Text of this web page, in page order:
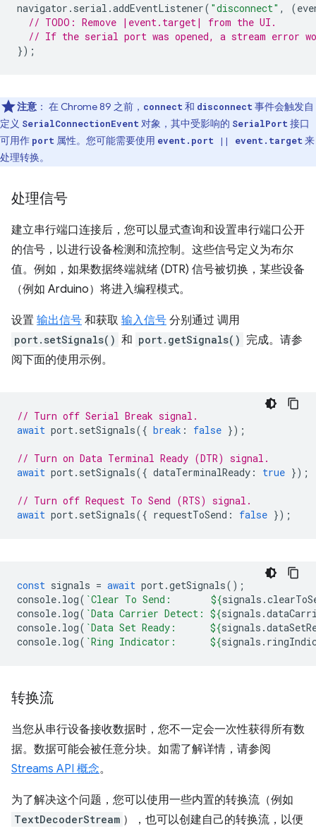
navigator . serial .addEventListener( "disconnect" , (
// TODO: Remove |event.target| from the UI.
// If the serial port was opened, a stream error
});
注意 ： 在 Chrome 89 之前， connect 和 disconnect 事件会触发自
定义 SerialConnectionEvent 对象，其中受影响的 SerialPort 接口
可用作 port 属性。您可能需要使用 event.port || event.target 来
处理转换。
处理信号
建立串行端口连接后，您可以显式查询和设置串行端口公开
的信号，以进行设备检测和流控制。这些信号定义为布尔
值。例如，如果数据终端就绪 (DTR) 信号被切换，某些设备
（例如 Arduino）将进入编程模式。
设置 输出信号 和获取 输入信号 分别通过 调用
port.setSignals() 和 port.getSignals() 完成。请参
阅下面的使用示例。
// Turn off Serial Break signal.
await port. setSignals({ break : false });
// Turn on Data Terminal Ready (DTR) signal.
await port. setSignals({ dataTerminalReady : true });
// Turn off Request To Send (RTS) signal.
await port. setSignals({ requestToSend : false });
const signals = await port.getSignals();
console. log( `Clear To Send: ${signals .
console. log( `Data Carrier Detect: ${signals .
console. log( `Data Set Ready: ${signals .
console. log( `Ring Indicator: ${signals .
转换流
当您从串行设备接收数据时，您不一定会一次性获得所有数
据。数据可能会被任意分块。如需了解详情，请参阅
Streams API 概念。
为了解决这个问题，您可以使用一些内置的转换流（例如
TextDecoderStream ），也可以创建自己的转换流，以便